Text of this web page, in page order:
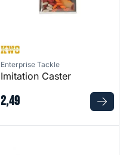
Enterprise Tackle
Imitation Caster
2,49